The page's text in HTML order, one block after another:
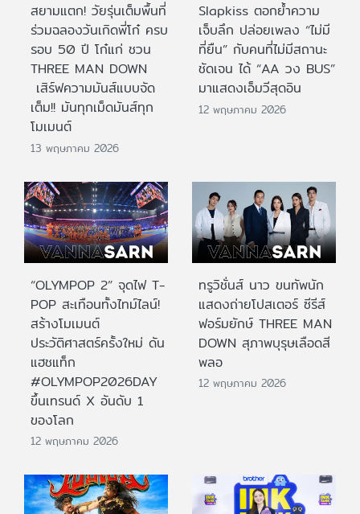
สยามแตก! วัยรุ่นเต็มพื้นที่
ร่วมฉลองวันเกิดพี่โก๋ ครบ
รอบ 50 ปี โก๋แก่ ชวน
THREE MAN DOWN
เสิร์ฟความมันส์แบบจัด
เต็ม!! มันทุกเม็ดมันส์ทุก
โมเมนต์
13 พฤษภาคม 2026
Slapkiss ตอกย้ำความ
เจ็บลึก ปล่อยเพลง “ไม่มี
ที่ยืน” กับคนที่ไม่มีสถานะ
ชัดเจน ได้ “AA วง BUS”
มาแสดงเอ็มวีสุดอิน
12 พฤษภาคม 2026
“OLYMPOP 2” จุดไฟ T-
POP สะเทือนทั้งไทม์ไลน์!
สร้างโมเมนต์
ประวัติศาสตร์ครั้งใหม่ ดัน
แฮชแท็ก
#OLYMPOP2026DAY
ขึ้นเทรนด์ X อันดับ 1
ของโลก
12 พฤษภาคม 2026
ทรูวิชั่นส์ นาว ขนทัพนัก
แสดงถ่ายโปสเตอร์ ซีรีส์
ฟอร์มยักษ์ THREE MAN
DOWN สุภาพบุรุษเลือดสี
พลอ
12 พฤษภาคม 2026